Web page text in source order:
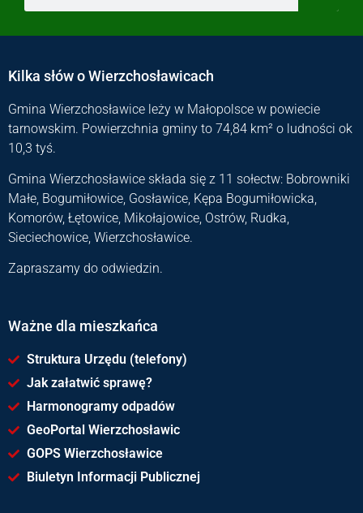
Kilka słów o Wierzchosławicach
Gmina Wierzchosławice leży w Małopolsce w powiecie
tarnowskim. Powierzchnia gminy to 74,84 km² o ludności ok
10,3 tyś.
Gmina Wierzchosławice składa się z 11 sołectw: Bobrowniki
Małe, Bogumiłowice, Gosławice, Kępa Bogumiłowicka,
Komorów, Łętowice, Mikołajowice, Ostrów, Rudka,
Sieciechowice, Wierzchosławice.
Zapraszamy do odwiedzin.
Ważne dla mieszkańca
Struktura Urzędu (telefony)
Jak załatwić sprawę?
Harmonogramy odpadów
GeoPortal Wierzchosławic
GOPS Wierzchosławice
Biuletyn Informacji Publicznej